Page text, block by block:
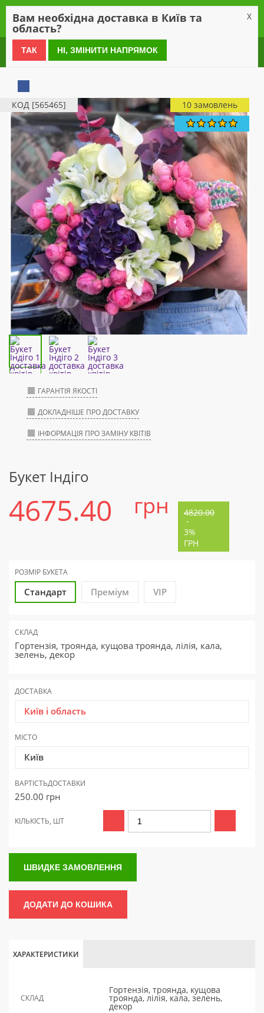
0 800 21 54 55
КОД [565465] 10 замовлень
ГАРАНТІЯ ЯКОСТІ
ДОКЛАДНІШЕ ПРО ДОСТАВКУ
ІНФОРМАЦІЯ ПРО ЗАМІНУ КВІТІВ
Букет Індіго
4675.40 грн 4820.00
-
3%
ГРН
РОЗМІР БУКЕТА
Стандарт Преміум VIP
СКЛАД
Гортензія, троянда, кущова троянда, лілія, кала,
зелень, декор
ДОСТАВКА
Київ і область
МІСТО
Київ
ВАРТІСТЬДОСТАВКИ
250.00 грн
КІЛЬКІСТЬ, ШТ
ШВИДКЕ ЗАМОВЛЕННЯ
ДОДАТИ ДО КОШИКА
ХАРАКТЕРИСТИКИ
СКЛАД
Гортензія, троянда, кущова
троянда, лілія, кала, зелень,
декор
Вам необхідна доставка в Київ та
область?
X
ТАК НІ, ЗМІНИТИ НАПРЯМОК